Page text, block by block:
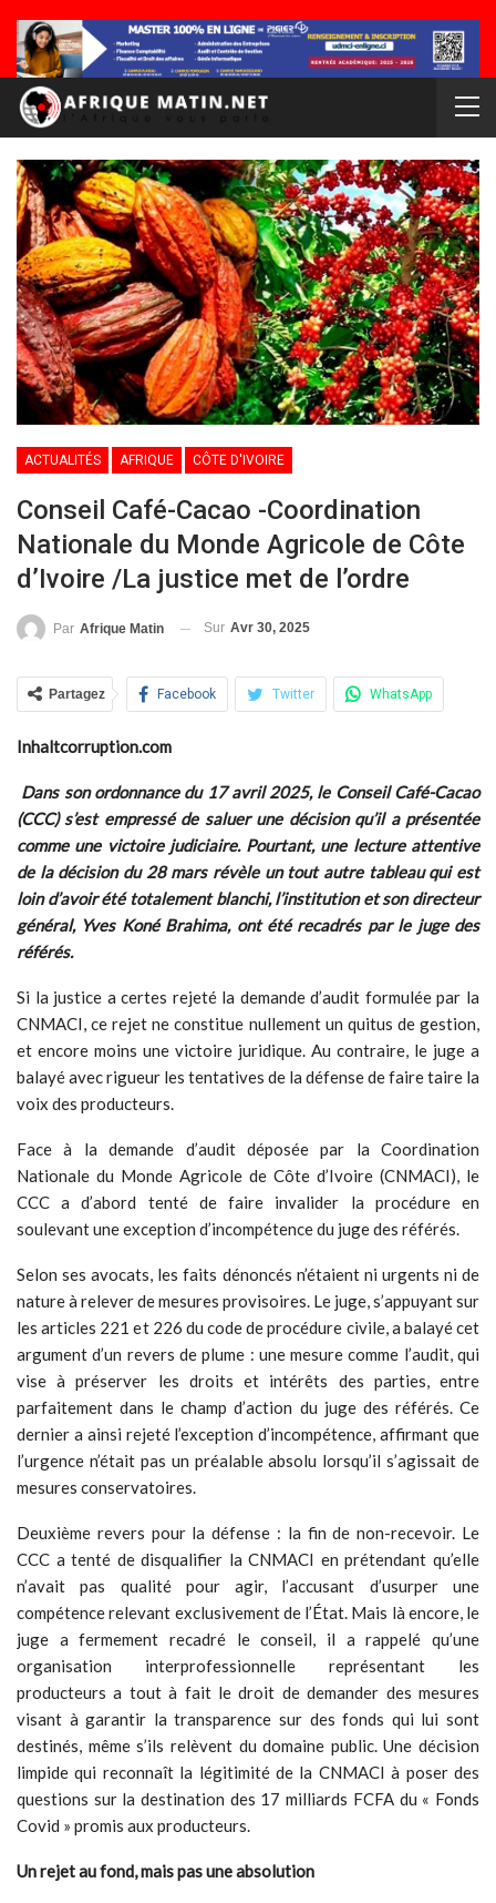
ACTUALITÉS AFRIQUE CÔTE D'IVOIRE
Conseil Café-Cacao -Coordination
Nationale du Monde Agricole de Côte
d’Ivoire /La justice met de l’ordre
Par Afrique Matin Sur Avr 30, 2025
Partagez Facebook Twitter WhatsApp
Inhaltcorruption.com
Dans son ordonnance du 17 avril 2025, le Conseil Café-Cacao
(CCC) s’est empressé de saluer une décision qu’il a présentée
comme une victoire judiciaire. Pourtant, une lecture attentive
de la décision du 28 mars révèle un tout autre tableau qui est
loin d’avoir été totalement blanchi, l’institution et son directeur
général, Yves Koné Brahima, ont été recadrés par le juge des
référés.
Si la justice a certes rejeté la demande d’audit formulée par la
CNMACI, ce rejet ne constitue nullement un quitus de gestion,
et encore moins une victoire juridique. Au contraire, le juge a
balayé avec rigueur les tentatives de la défense de faire taire la
voix des producteurs.
Face à la demande d’audit déposée par la Coordination
Nationale du Monde Agricole de Côte d’Ivoire (CNMACI), le
CCC a d’abord tenté de faire invalider la procédure en
soulevant une exception d’incompétence du juge des référés.
Selon ses avocats, les faits dénoncés n’étaient ni urgents ni de
nature à relever de mesures provisoires. Le juge, s’appuyant sur
les articles 221 et 226 du code de procédure civile, a balayé cet
argument d’un revers de plume : une mesure comme l’audit, qui
vise à préserver les droits et intérêts des parties, entre
parfaitement dans le champ d’action du juge des référés. Ce
dernier a ainsi rejeté l’exception d’incompétence, affirmant que
l’urgence n’était pas un préalable absolu lorsqu’il s’agissait de
mesures conservatoires.
Deuxième revers pour la défense : la fin de non-recevoir. Le
CCC a tenté de disqualifier la CNMACI en prétendant qu’elle
n’avait pas qualité pour agir, l’accusant d’usurper une
compétence relevant exclusivement de l’État. Mais là encore, le
juge a fermement recadré le conseil, il a rappelé qu’une
organisation interprofessionnelle représentant les
producteurs a tout à fait le droit de demander des mesures
visant à garantir la transparence sur des fonds qui lui sont
destinés, même s’ils relèvent du domaine public. Une décision
limpide qui reconnaît la légitimité de la CNMACI à poser des
questions sur la destination des 17 milliards FCFA du « Fonds
Covid » promis aux producteurs.
Un rejet au fond, mais pas une absolution